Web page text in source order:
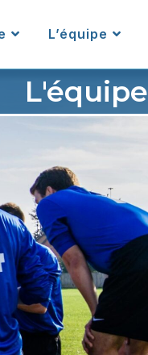
L’équipe
L'équipe